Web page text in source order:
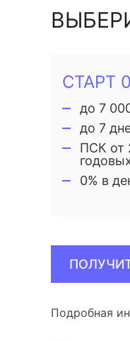
СТАРТ
до 7
до 7
ПСК от
0% в
Подробная